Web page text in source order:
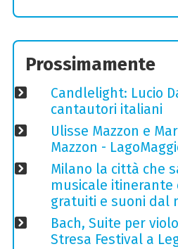
Prossimamente
Candlelight: Lucio
cantautori italiani
Ulisse Mazzon e
Mazzon -
Milano la città che
musicale itinerante
gratuiti e suoni dal
Bach, Suite per
Stresa Festival a